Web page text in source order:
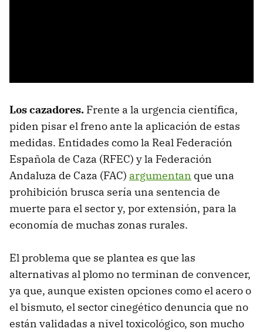
Los cazadores. Frente a la urgencia científica,
piden pisar el freno ante la aplicación de estas
medidas. Entidades como la Real Federación
Española de Caza (RFEC) y la Federación
Andaluza de Caza (FAC) argumentan que una
prohibición brusca sería una sentencia de
muerte para el sector y, por extensión, para la
economía de muchas zonas rurales.
El problema que se plantea es que las
alternativas al plomo no terminan de convencer,
ya que, aunque existen opciones como el acero o
el bismuto, el sector cinegético denuncia que no
están validadas a nivel toxicológico, son mucho